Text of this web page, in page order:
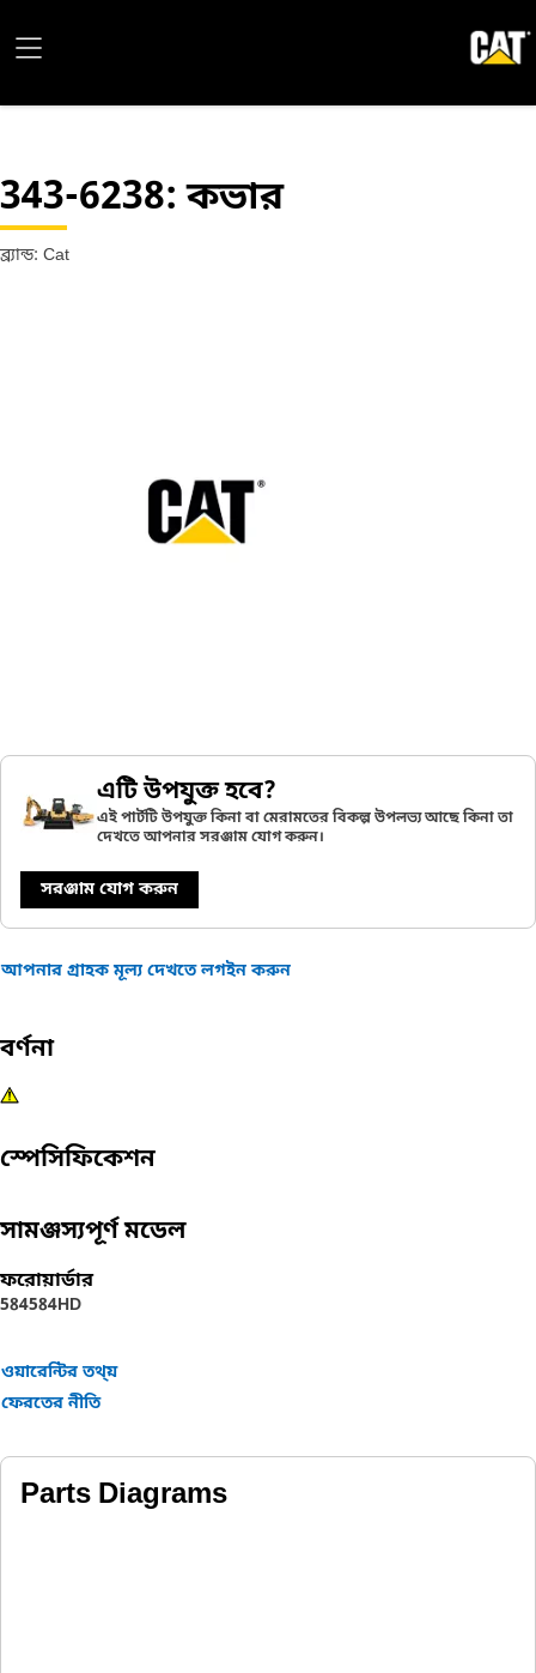
343-6238: কভার
ব্র্যান্ড: Cat
এটি উপযুক্ত হবে?
এই পার্টটি উপযুক্ত কিনা বা মেরামতের বিকল্প উপলভ্য আছে কিনা তা
দেখতে আপনার সরঞ্জাম যোগ করুন।
সরঞ্জাম যোগ করুন
আপনার গ্রাহক মূল্য দেখতে লগইন করুন
বর্ণনা
স্পেসিফিকেশন
সামঞ্জস্যপূর্ণ মডেল
ফরোয়ার্ডার
584584HD
ওয়ারেন্টির তথ্য়
ফেরতের নীতি
Parts Diagrams